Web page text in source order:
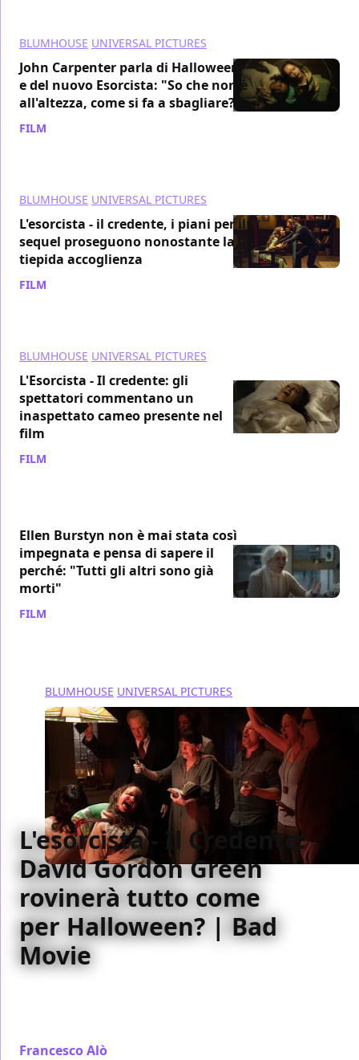
BLUMHOUSE UNIVERSAL PICTURES
John Carpenter parla di Halloween
e del nuovo Esorcista: "So che non è
all'altezza, come si fa a sbagliare?"
FILM
BLUMHOUSE UNIVERSAL PICTURES
L'esorcista - il credente, i piani per il
sequel proseguono nonostante la
tiepida accoglienza
FILM
BLUMHOUSE UNIVERSAL PICTURES
L'Esorcista - Il credente: gli
spettatori commentano un
inaspettato cameo presente nel
film
FILM
Ellen Burstyn non è mai stata così
impegnata e pensa di sapere il
perché: "Tutti gli altri sono già
morti"
FILM
BLUMHOUSE UNIVERSAL PICTURES
L'esorcista - Il Credente:
David Gordon Green
rovinerà tutto come
per Halloween? | Bad
Movie
Francesco Alò